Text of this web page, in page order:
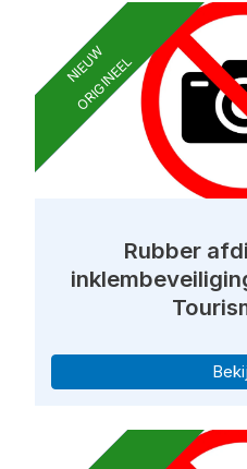
NIEUW
ORIGINEEL
Rubber